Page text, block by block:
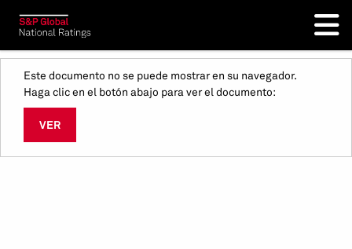
Este documento no se puede mostrar en su navegador.
Haga clic en el botón abajo para ver el documento:
VER